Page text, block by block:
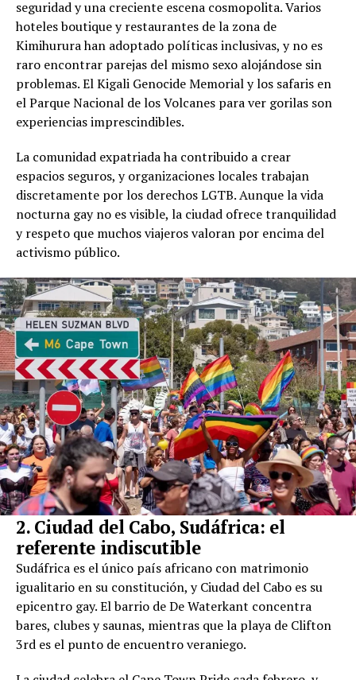
seguridad y una creciente escena cosmopolita. Varios
hoteles boutique y restaurantes de la zona de
Kimihurura han adoptado políticas inclusivas, y no es
raro encontrar parejas del mismo sexo alojándose sin
problemas. El Kigali Genocide Memorial y los safaris en
el Parque Nacional de los Volcanes para ver gorilas son
experiencias imprescindibles.
La comunidad expatriada ha contribuido a crear
espacios seguros, y organizaciones locales trabajan
discretamente por los derechos LGTB. Aunque la vida
nocturna gay no es visible, la ciudad ofrece tranquilidad
y respeto que muchos viajeros valoran por encima del
activismo público.
2. Ciudad del Cabo, Sudáfrica: el
referente indiscutible
Sudáfrica es el único país africano con matrimonio
igualitario en su constitución, y Ciudad del Cabo es su
epicentro gay. El barrio de De Waterkant concentra
bares, clubes y saunas, mientras que la playa de Clifton
3rd es el punto de encuentro veraniego.